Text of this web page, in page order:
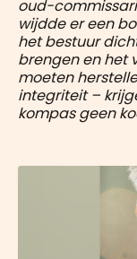
oud-
wijdde er een
het bestuur
brengen en het
moeten
integriteit –
kompas geen